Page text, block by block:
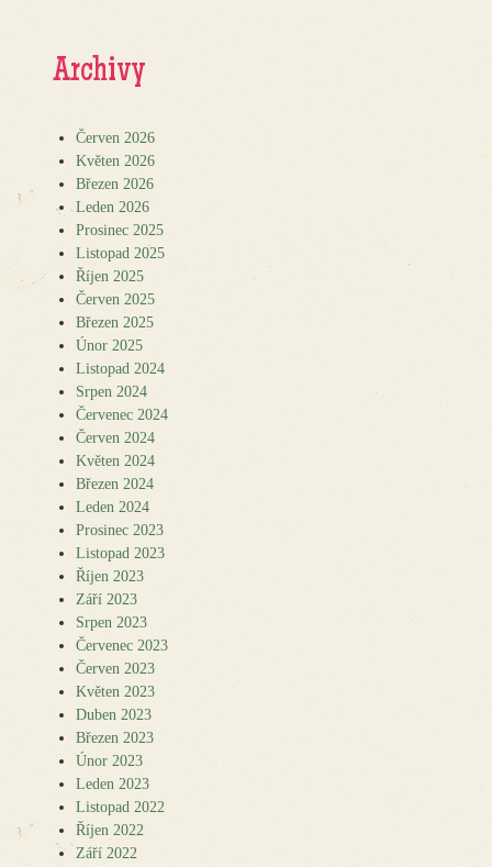
Archivy
Červen 2026
Květen 2026
Březen 2026
Leden 2026
Prosinec 2025
Listopad 2025
Říjen 2025
Červen 2025
Březen 2025
Únor 2025
Listopad 2024
Srpen 2024
Červenec 2024
Červen 2024
Květen 2024
Březen 2024
Leden 2024
Prosinec 2023
Listopad 2023
Říjen 2023
Září 2023
Srpen 2023
Červenec 2023
Červen 2023
Květen 2023
Duben 2023
Březen 2023
Únor 2023
Leden 2023
Listopad 2022
Říjen 2022
Září 2022